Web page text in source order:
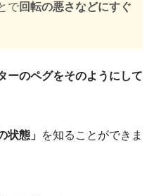
で回転の悪さなどにすぐ
ーのペグをそのようにして
状態」 を知ることができま